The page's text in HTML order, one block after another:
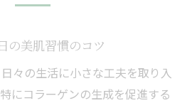
ーゲン摂取の関係性を知る
識の肌質改善術で若々しく
肌質改善の最新事情
の美肌習慣のコツ
々の生活に小さな工夫を取り入
にコラーゲンの生成を促進する